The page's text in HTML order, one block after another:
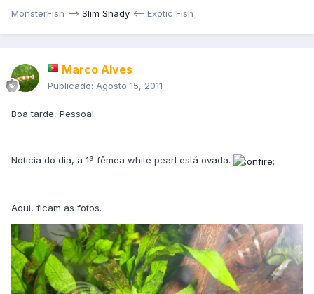
MonsterFish --> Slim Shady <-- Exotic Fish
Marco Alves
Publicado: Agosto 15, 2011
Boa tarde, Pessoal.
Noticia do dia, a 1ª fêmea white pearl está ovada.
Aqui, ficam as fotos.